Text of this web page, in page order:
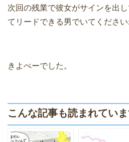
次回の残業で彼女がサインを出
てリードできる男でいてください
きよぺーでした。
こんな記事も読まれてい